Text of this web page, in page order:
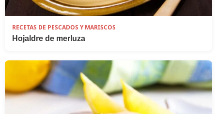
RECETAS DE PESCADOS Y MARISCOS
Hojaldre de merluza